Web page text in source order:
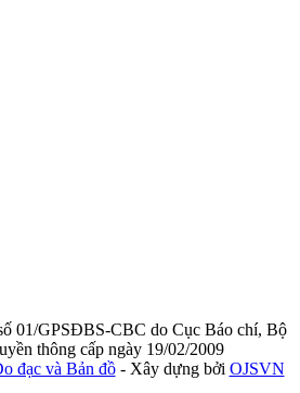
01/GPSĐBS-CBC do Cục Báo chí, Bộ
thông cấp ngày 19/02/2009
đạc và Bản đồ- Xây dựng bởi OJSVN